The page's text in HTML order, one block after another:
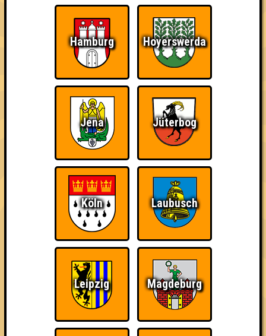
Schon wieder zum
Wiederzehn macht
Quizveteran
Wir sind immer bei
Nerven aus Stahl
The Amount of
Teilnahmen is too
Ich war da, vor 3000
Jahren
Da-Da Da! Da-Da Da! Teil der Oberschicht
Hamburg Hoyerswerda
Jena Jüterbog
Köln Laubusch
Leipzig Magdeburg